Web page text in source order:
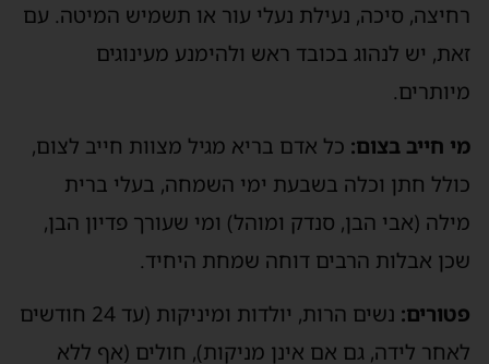
רחיצה, סיכה, נעילת נעלי עור או תשמיש המיטה. עם
זאת, יש לנהוג בכובד ראש ולהימנע מעינוגים
מיותרים.
מי חייב בצום: כל אדם בריא מגיל מצוות חייב לצום,
כולל חתן וכלה בשבעת ימי השמחה, בעלי ברית
מילה (אבי הבן, סנדק ומוהל) ומי שעורך פדיון הבן,
שכן אבלות הרבים דוחה שמחת היחיד.
פטורים:
נשים הרות, יולדות ומיניקות (עד 24 חודשים
לאחר לידה, גם אם אינן מניקות), חולים (אף ללא